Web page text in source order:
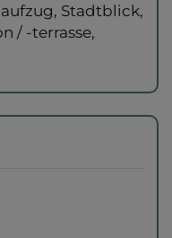
Stadtblick
/ -terrasse